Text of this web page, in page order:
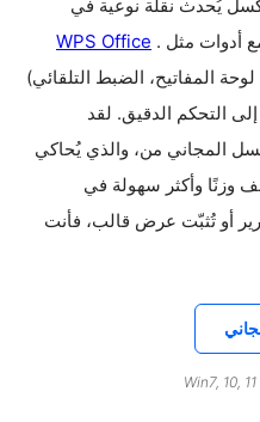
يُحدث نقلة نوعية في
أدوات مثل
WPS Office .
المفاتيح، الضبط التلقائي)
التحكم الدقيق. لقد
المجاني من والذي يُحاكي
وزنًا وأكثر سهولة في
أو تُثبّت عرض قالب، فأنت
Win7, 10, 11